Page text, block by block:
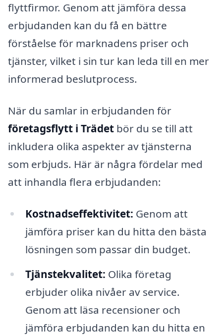
flyttfirmor. Genom att jämföra dessa
erbjudanden kan du få en bättre
förståelse för marknadens priser och
tjänster, vilket i sin tur kan leda till en mer
informerad beslutprocess.
När du samlar in erbjudanden för
företagsflytt i Trädet bör du se till att
inkludera olika aspekter av tjänsterna
som erbjuds. Här är några fördelar med
att inhandla flera erbjudanden:
Kostnadseffektivitet: Genom att
jämföra priser kan du hitta den bästa
lösningen som passar din budget.
Tjänstekvalitet: Olika företag
erbjuder olika nivåer av service.
Genom att läsa recensioner och
jämföra erbjudanden kan du hitta en